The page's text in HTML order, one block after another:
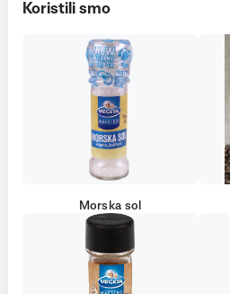
Koristili smo
Morska sol